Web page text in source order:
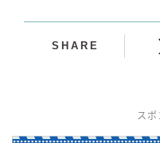
SHARE
スポ